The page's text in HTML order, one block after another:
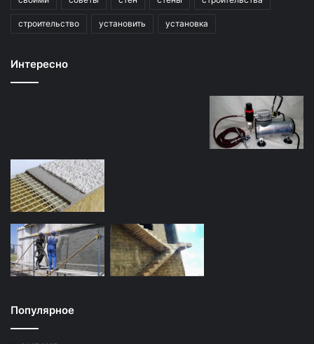
строительство установить установка
Интересно
Популярное